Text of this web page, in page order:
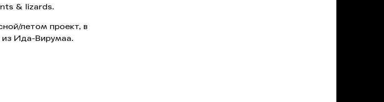
& lizards.
летом проект, в
из Ида-Вирумаа.